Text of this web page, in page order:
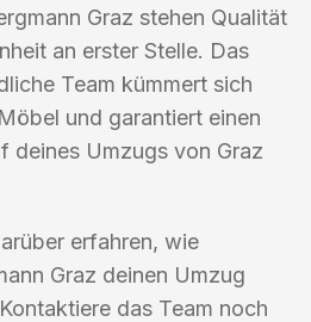
Graz stehen Qualität
an erster Stelle. Das
Team kümmert sich
und garantiert einen
deines Umzugs von Graz
erfahren, wie
Graz deinen Umzug
das Team noch